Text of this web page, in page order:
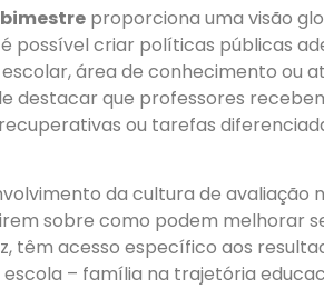
proporciona uma visão
possível criar políticas públicas
área de conhecimento ou
destacar que professores
ou tarefas
da cultura de avaliação
sobre como podem melhorar
têm acesso específico aos
– família na trajetória